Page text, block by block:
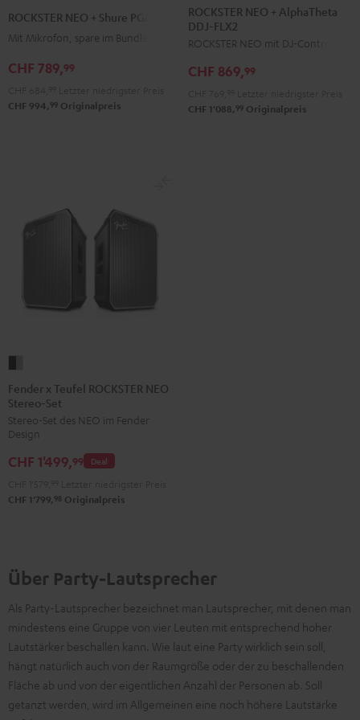
PGA58
ROCKSTER NEO + Shure PGA58
Mit Mikrofon, spare im Bundle
CHF 789,99
CHF 994, 99 Originalpreis
NEO
+
AlphaTheta
DDJ-
Schwarz
ROCKSTER NEO + AlphaTheta
DDJ-FLX2
ROCKSTER NEO mit DJ-Controller
CHF 869,99
CHF 1'088, 99 Originalpreis
Teufel
ROCKSTER
NEO
Stereo-
Black
Fender x Teufel ROCKSTER NEO
Stereo-Set
Stereo-Set des NEO im Fender
Design
Deal
CHF 1'499,99
CHF 1'799, 98 Originalpreis
Über Party-Lautsprecher
Als Party-Lautsprecher bezeichnet man Lautsprecher, mit denen man
mindestens eine Gruppe von vier Leuten mit entsprechend hoher
Lautstärker beschallen kann. Wie laut eine Party wirklich sein soll,
hängt natürlich auch von der Raumgröße oder der zu beschallenden
Fläche ab und von der eigentlichen Anzahl der Personen ab. Soll
getanzt werden, wird im Allgemeinen eine noch höhere Lautstärke